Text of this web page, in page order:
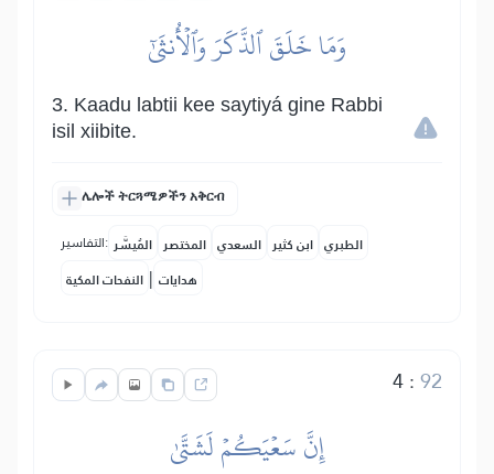
وَمَا خَلَقَ ٱلذَّكَرَ وَٱلۡأُنثَىٰٓ
3. Kaadu labtii kee saytiyá gine Rabbi
isil xiibite.
ሌሎች ትርጓሜዎችን አቅርብ
التفاسير: المُيسَّر المختصر السعدي ابن كثير الطبري
النفحات المكية | هدايات
4:92
إِنَّ سَعۡيَكُمۡ لَشَتَّىٰ